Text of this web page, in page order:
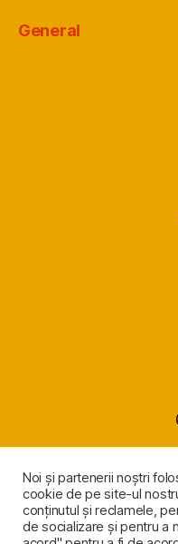
General
Noi și partenerii noștri
cookie de pe site-ul
conținutul și reclamele,
de socializare și pentru a